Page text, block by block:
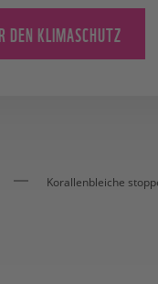
DEN KLIMASCHUTZ
Korallenbleiche